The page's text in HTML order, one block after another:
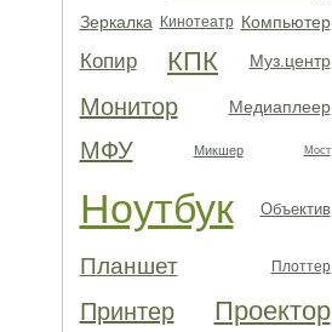
Зеркалка Кинотеатр Компьютер
Копир КПК Муз.центр
Монитор Медиаплеер
МФУ Микшер Мост
Ноутбук Объектив
Планшет Плоттер
Принтер Проектор